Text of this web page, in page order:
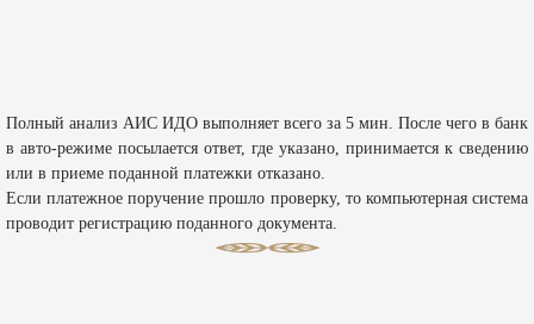
Полный анализ АИС ИДО выполняет всего за 5 мин. После чего в банк
в авто-режиме посылается ответ, где указано, принимается к сведению
или в приеме поданной платежки отказано.
Если платежное поручение прошло проверку, то компьютерная система
проводит регистрацию поданного документа.